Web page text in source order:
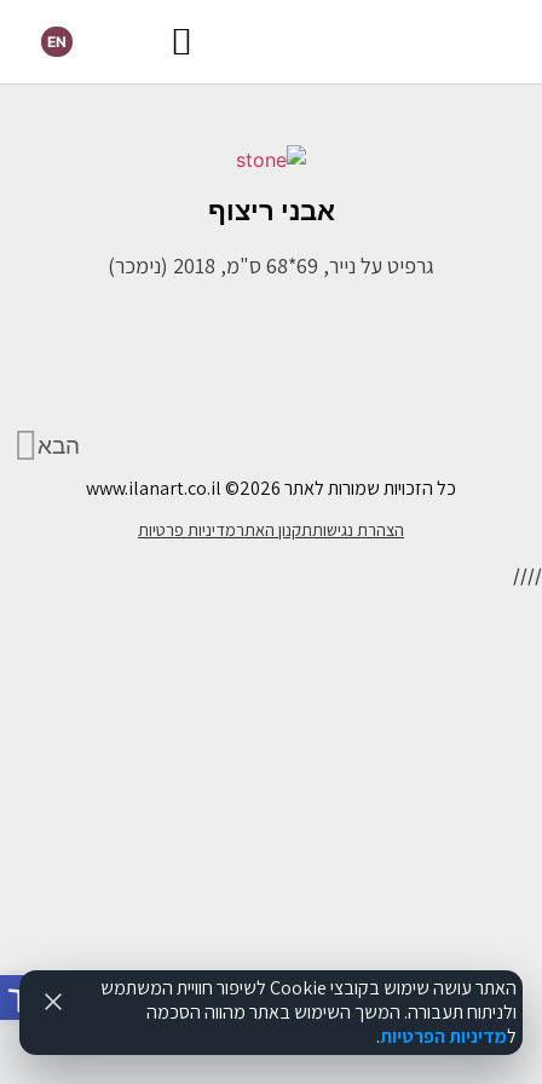
פתח
EN
הבא
אבני ריצוף
גרפיט על נייר, 69*68 ס"מ, 2018 (נימכר)
כל הזכויות שמורות לאתר www.ilanart.co.il©2026
הצהרת נגישותתקנון האתרמדיניות פרטיות
//
//
האתר עושה שימוש בקובצי Cookie לשיפור חוויית המשתמש
ולניתוח תעבורה. המשך השימוש באתר מהווה הסכמה
למדיניות הפרטיות.